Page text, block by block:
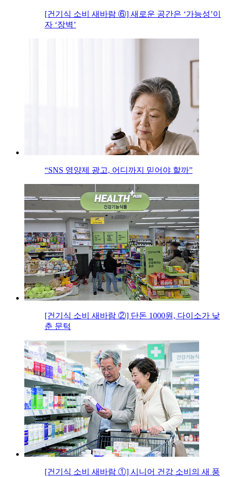
[건기식 소비 새바람 ⑥] 새로운 공간은 ‘가능성’이
자 ‘장벽’
“SNS 영양제 광고, 어디까지 믿어야 할까”
[건기식 소비 새바람 ②] 단돈 1000원, 다이소가 낮
춘 문턱
[건기식 소비 새바람 ①] 시니어 건강 소비의 새 풍